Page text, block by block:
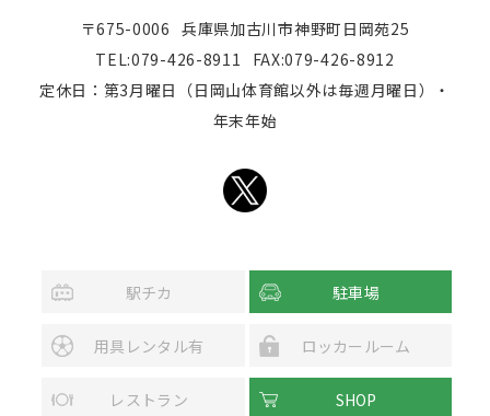
〒675-0006 兵庫県加古川市神野町日岡苑25
TEL:079-426-8911
FAX:079-426-8912
定休日：第3月曜日（日岡山体育館以外は毎週月曜日）・
年末年始
駅チカ 駐車場
用具レンタル有 ロッカールーム
レストラン SHOP